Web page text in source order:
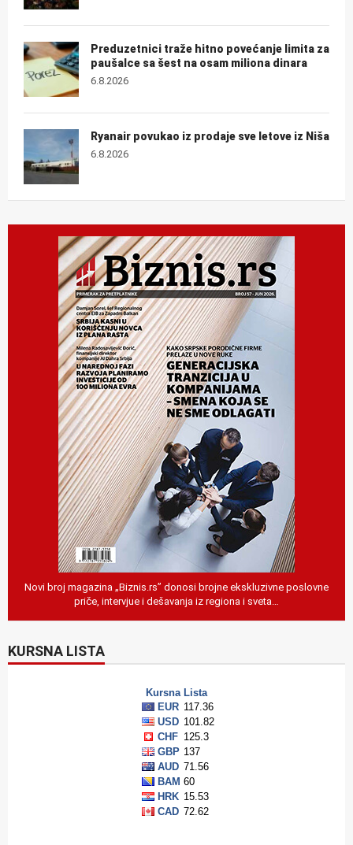
Preduzetnici traže hitno povećanje limita za
paušalce sa šest na osam miliona dinara
6.8.2026
Ryanair povukao iz prodaje sve letove iz Niša
6.8.2026
Novi broj magazina „Biznis.rs” donosi brojne ekskluzivne poslovne
priče, intervjue i dešavanja iz regiona i sveta…
KURSNA LISTA